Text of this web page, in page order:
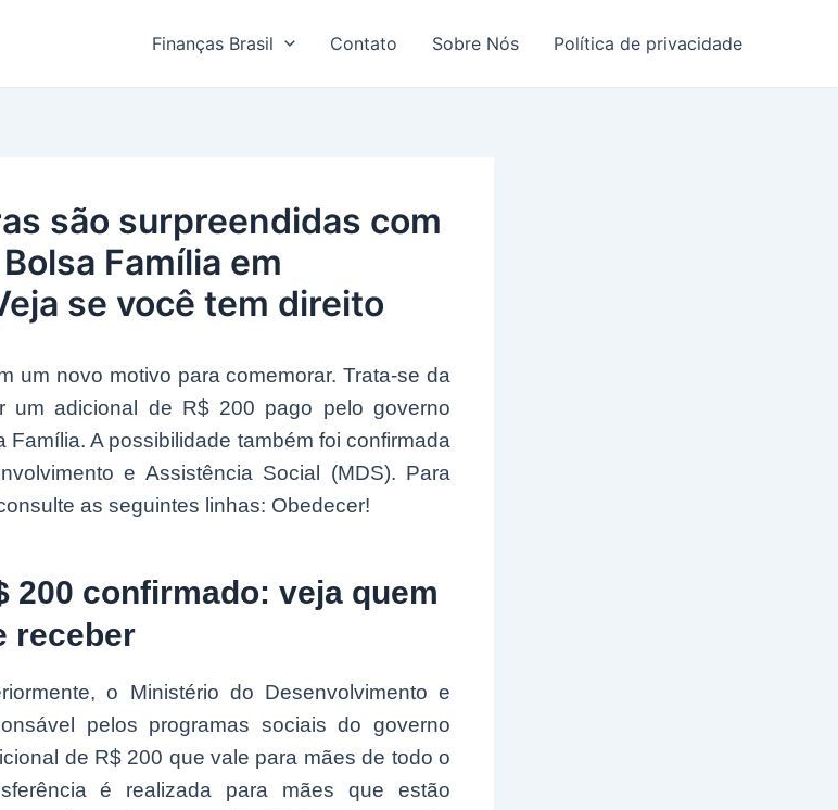
Finanças Brasil Contato Sobre Nós Política de privacidade
são surpreendidas com
Família em
se você tem direito
um novo motivo para comemorar. Trata-se da
um adicional de R$ 200 pago pelo governo
Família. A possibilidade também foi confirmada
e Assistência Social (MDS). Para
as seguintes linhas: Obedecer!
200 confirmado: veja quem
receber
o Ministério do Desenvolvimento e
pelos programas sociais do governo
de R$ 200 que vale para mães de todo o
é realizada para mães que estão